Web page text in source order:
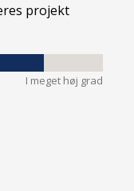
projekt
I meget høj grad